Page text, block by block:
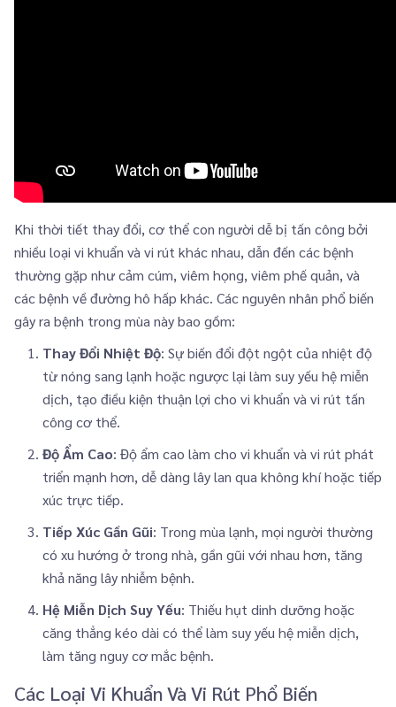
Khi thời tiết thay đổi, cơ thể con người dễ bị tấn công bởi
nhiều loại vi khuẩn và vi rút khác nhau, dẫn đến các bệnh
thường gặp như cảm cúm, viêm họng, viêm phế quản, và
các bệnh về đường hô hấp khác. Các nguyên nhân phổ biến
gây ra bệnh trong mùa này bao gồm:
Thay Đổi Nhiệt Độ: Sự biến đổi đột ngột của nhiệt độ
từ nóng sang lạnh hoặc ngược lại làm suy yếu hệ miễn
dịch, tạo điều kiện thuận lợi cho vi khuẩn và vi rút tấn
công cơ thể.
Độ Ẩm Cao: Độ ẩm cao làm cho vi khuẩn và vi rút phát
triển mạnh hơn, dễ dàng lây lan qua không khí hoặc tiếp
xúc trực tiếp.
Tiếp Xúc Gần Gũi: Trong mùa lạnh, mọi người thường
có xu hướng ở trong nhà, gần gũi với nhau hơn, tăng
khả năng lây nhiễm bệnh.
Hệ Miễn Dịch Suy Yếu: Thiếu hụt dinh dưỡng hoặc
căng thẳng kéo dài có thể làm suy yếu hệ miễn dịch,
làm tăng nguy cơ mắc bệnh.
Các Loại Vi Khuẩn Và Vi Rút Phổ Biến